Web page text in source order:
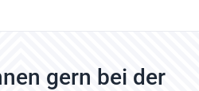
gern bei der